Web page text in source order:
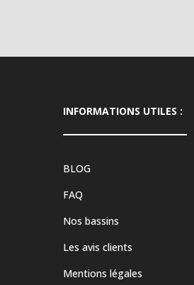
INFORMATIONS UTILES :
BLOG
FAQ
Nos bassins
Les avis clients
Mentions légales